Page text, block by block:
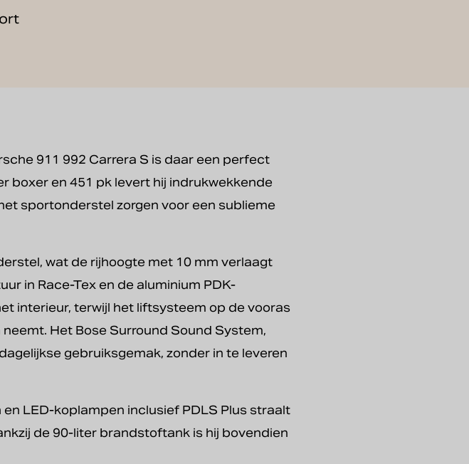
911 992 Carrera S is daar een perfect
boxer en 451 pk levert hij indrukwekkende
sportonderstel zorgen voor een sublieme
wat de rijhoogte met 10 mm verlaagt
in Race-Tex en de aluminium PDK-
interieur, terwijl het liftsysteem op de vooras
Het Bose Surround Sound System,
gebruiksgemak, zonder in te leveren
LED-koplampen inclusief PDLS Plus straalt
de 90-liter brandstoftank is hij bovendien